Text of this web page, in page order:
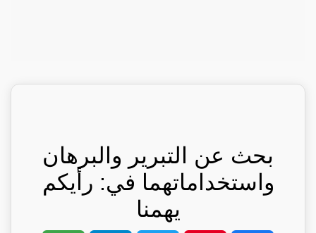
بحث عن التبرير والبرهان
واستخداماتهما في: رأيكم
يهمنا